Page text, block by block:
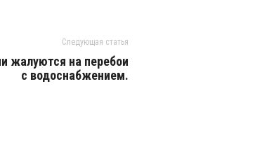
Следующая статья
жалуются на перебои
с водоснабжением.